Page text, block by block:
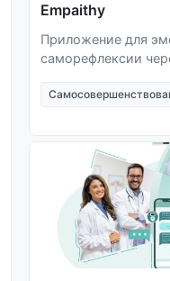
Empaithy
Приложение для
саморефлексии